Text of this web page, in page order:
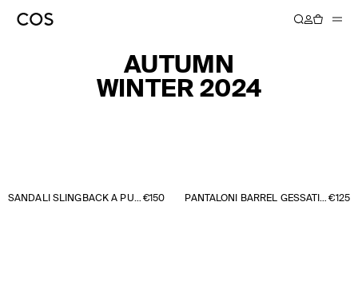
AUTUMN
WINTER 2024
SANDALI SLINGBACK A PUNTA IN PELLE CON KITTEN HEEL €150 PANTALONI BARREL GESSATI DAL TAGLIO RILASSATO €125